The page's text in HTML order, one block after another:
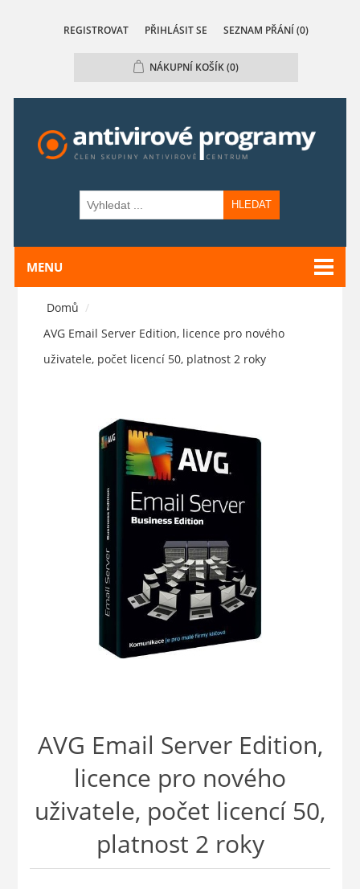
REGISTROVAT PŘIHLÁSIT SE SEZNAM PŘÁNÍ (0)
NÁKUPNÍ KOŠÍK(0)
HLEDAT
MENU
Domů /
AVG Email Server Edition, licence pro nového
uživatele, počet licencí 50, platnost 2 roky
AVG Email Server Edition,
licence pro nového
uživatele, počet licencí 50,
platnost 2 roky